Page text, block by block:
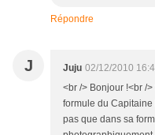
Répondre
J Juju 02/12/2010
<br /> Bonjour !<br /
formule du
pas que dans sa